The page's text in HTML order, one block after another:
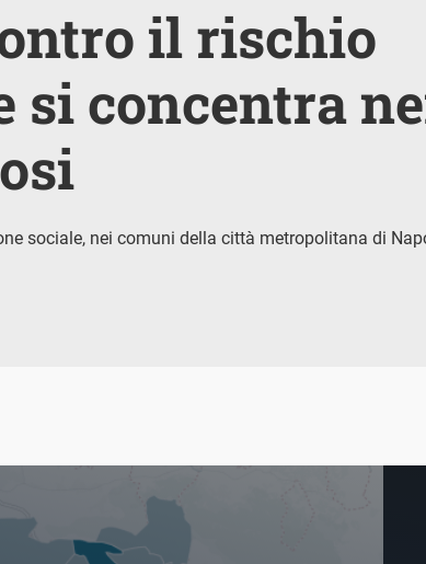
il rischio
si concentra
sociale, nei comuni della città metropolitana di